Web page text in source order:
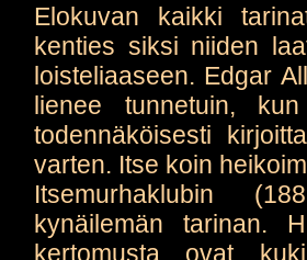
Elokuvan kaikki
kenties siksi niiden
loisteliaaseen. Edgar
lienee tunnetuin,
todennäköisesti
varten. Itse koin
Itsemurhaklubin
kynäilemän tarinan.
kertomusta ovat